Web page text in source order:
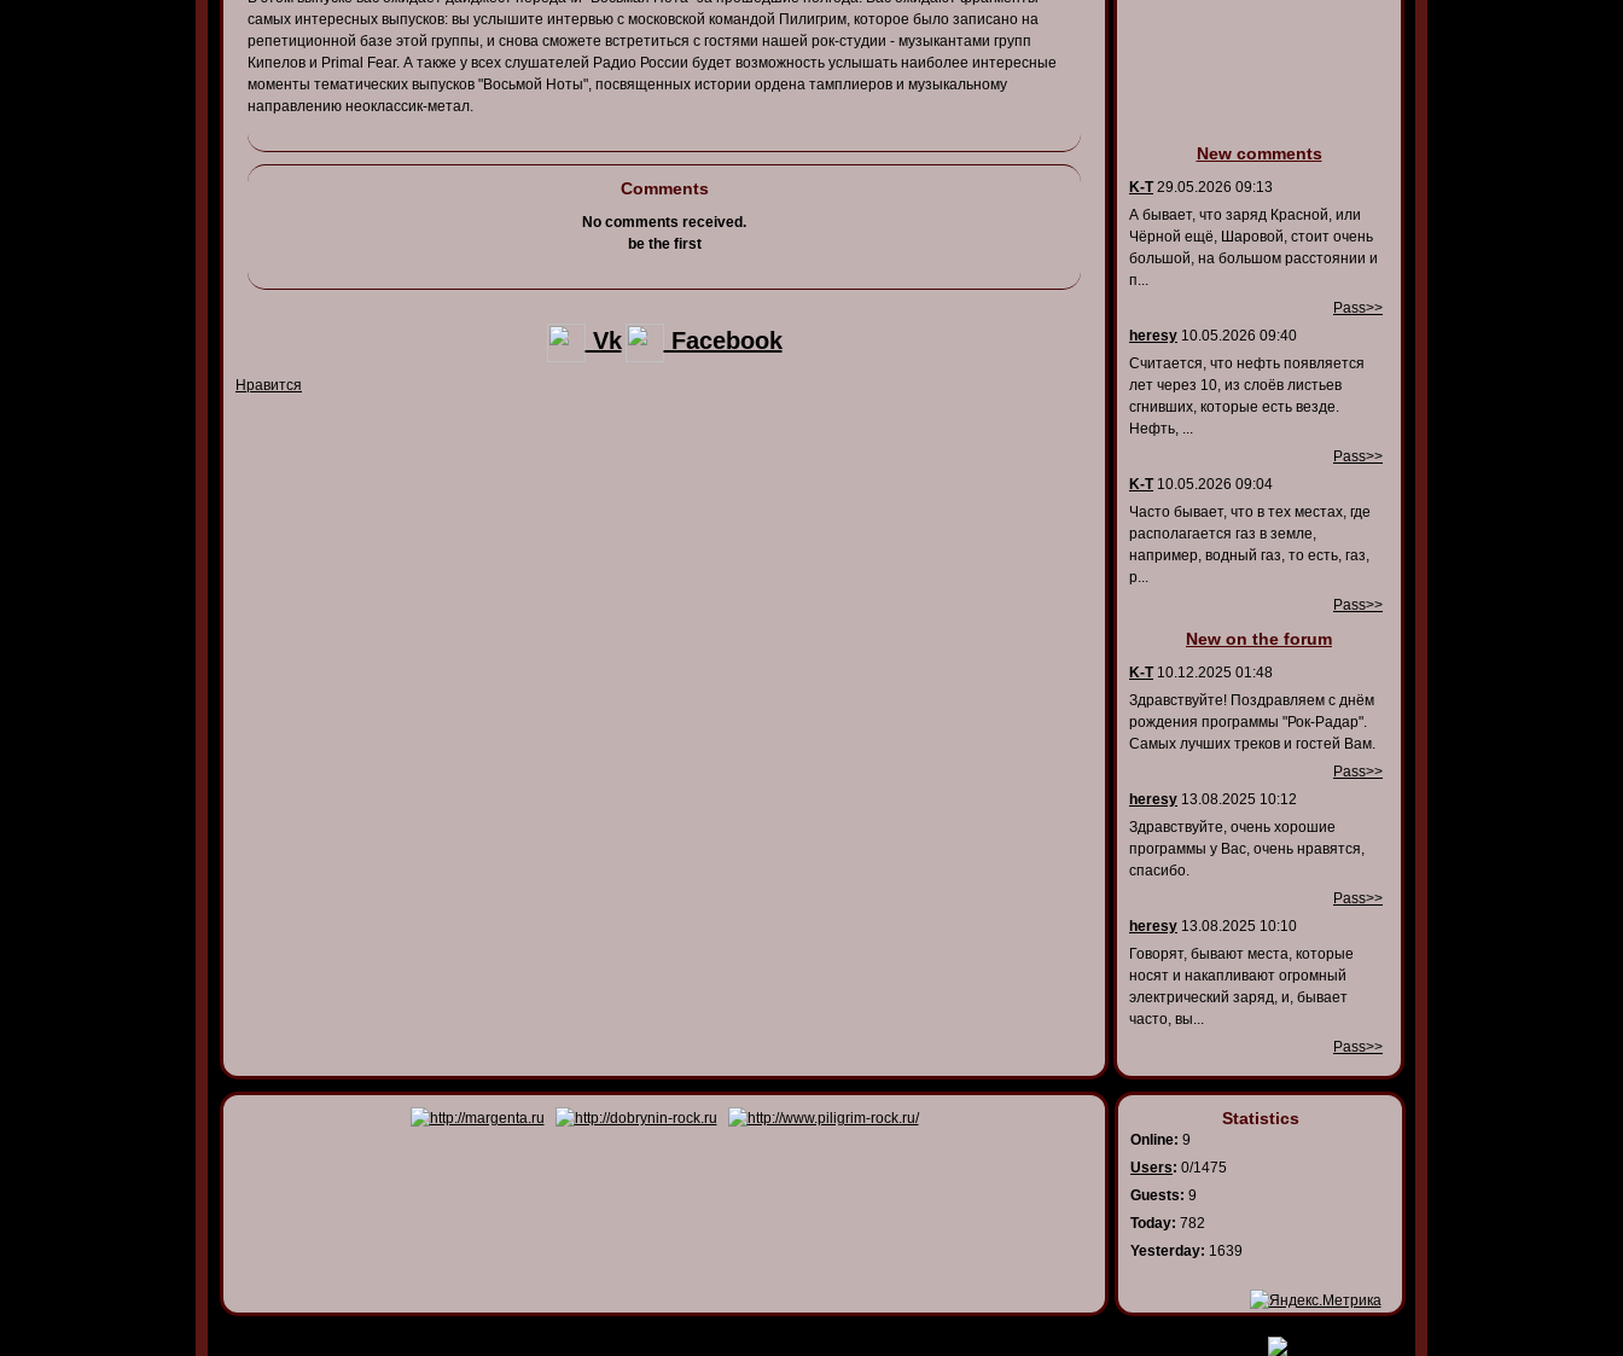
самых интересных выпусков: вы услышите интервью с московской командой Пилигрим, которое было записано на
репетиционной базе этой группы, и снова сможете встретиться с гостями нашей рок-студии - музыкантами групп
Кипелов и Primal Fear. А также у всех слушателей Радио России будет возможность услышать наиболее интересные
моменты тематических выпусков "Восьмой Ноты", посвященных истории ордена тамплиеров и музыкальному
направлению неоклассик-метал.
Comments
No comments received.
be the first
Vk Facebook
Нравится
New comments
K-T29.05.2026 09:13
А бывает, что заряд Красной, или
Чёрной ещё, Шаровой, стоит очень
большой, на большом расстоянии и
п...
Pass>>
heresy 10.05.2026 09:40
Считается, что нефть появляется
лет через 10, из слоёв листьев
сгнивших, которые есть везде.
Нефть, ...
Pass>>
K-T10.05.2026 09:04
Часто бывает, что в тех местах, где
располагается газ в земле,
например, водный газ, то есть, газ,
р...
Pass>>
New on the forum
K-T10.12.2025 01:48
Здравствуйте! Поздравляем с днём
рождения программы "Рок-Радар".
Самых лучших треков и гостей Вам.
Pass>>
heresy 13.08.2025 10:12
Здравствуйте, очень хорошие
программы у Вас, очень нравятся,
спасибо.
Pass>>
heresy 13.08.2025 10:10
Говорят, бывают места, которые
носят и накапливают огромный
электрический заряд, и, бывает
часто, вы...
Pass>>
Statistics
Online: 9
Users: 0/1475
Guests: 9
Today: 782
Yesterday: 1639